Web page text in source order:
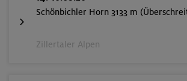
Schönbichler Horn 3133 m
Zillertaler Alpen